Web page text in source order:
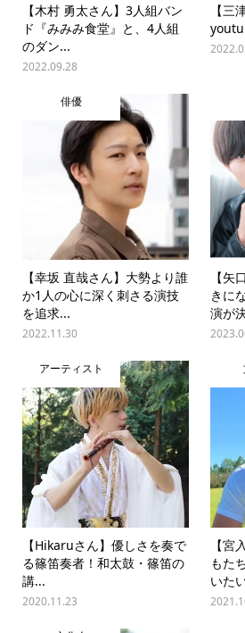
【木村 勇太さん】3人組バン
ド『みみみ食堂』と、4人組
のダン...
2022.09.28
【三
俳優
【幸坂 直哉さん】大勢より誰
か1人の心に深く刺さる演技
を追求...
2022.11.30
【
きに
演が
アーティスト
【Hikaruさん】優しさを奏で
る篠笛奏者！和太鼓・篠笛の
講...
2020.11.23
【宮
もた
いた